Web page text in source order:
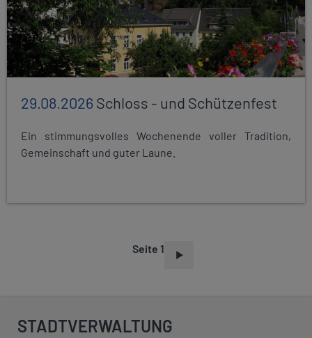
29.08.2026Schloss - und Schützenfest
Ein stimmungsvolles Wochenende voller Tradition,
Gemeinschaft und guter Laune.
Seite 1
STADTVERWALTUNG